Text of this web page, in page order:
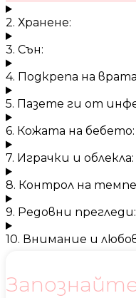
2. Хранене:
3. Сън:
4. Подкрепа на
5. Пазете ги от
6. Кожата на бебето:
7. Играчки и облекла:
8. Контрол на
9. Редовни прегледи:
10. Внимание и